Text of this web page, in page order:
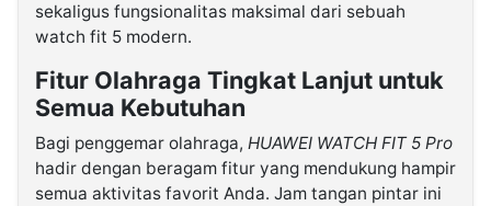
sekaligus fungsionalitas maksimal dari sebuah
watch fit 5 modern.
Fitur Olahraga Tingkat Lanjut untuk
Semua Kebutuhan
Bagi penggemar olahraga, HUAWEI WATCH FIT 5 Pro
hadir dengan beragam fitur yang mendukung hampir
semua aktivitas favorit Anda. Jam tangan pintar ini